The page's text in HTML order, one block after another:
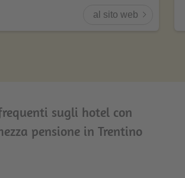
al sito web
sugli hotel con
pensione in Trentino